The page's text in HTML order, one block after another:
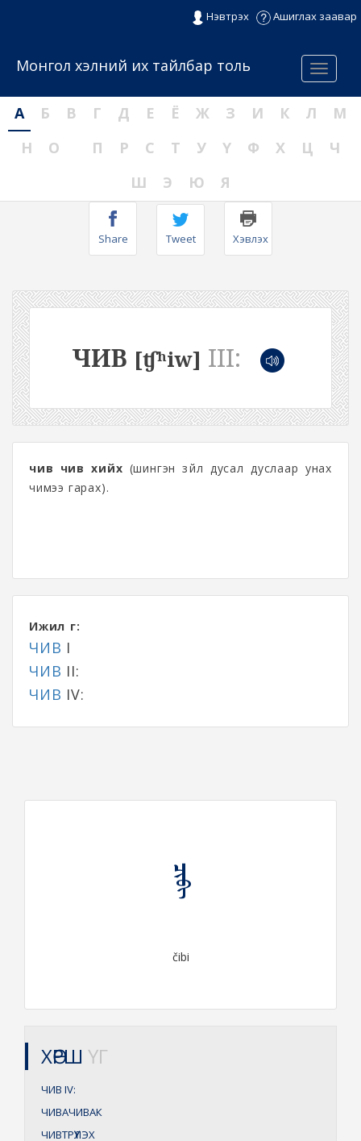
Нэвтрэх Ашиглах заавар
Menu
Монгол хэлний их тайлбар толь
А Б В Г Д Е Ё Ж З И К Л
М
Н
О П Р С Т У Ү Ф Х Ц
Ч
Ш
Э Ю Я
Share Tweet Хэвлэх
ЧИВ [ʧʰiw] III:
чив чив хийх (шингэн зүйл дусал дуслаар унах
чимээ гарах).
Ижил үг:
ЧИВ I
ЧИВ II:
ЧИВ IV:
ᠴᠢᠪᠢ
čibi
ХӨРШ ҮГ
ЧИВ IV:
ЧИВАЧИВАК
ЧИВТРҮҮЛЭХ